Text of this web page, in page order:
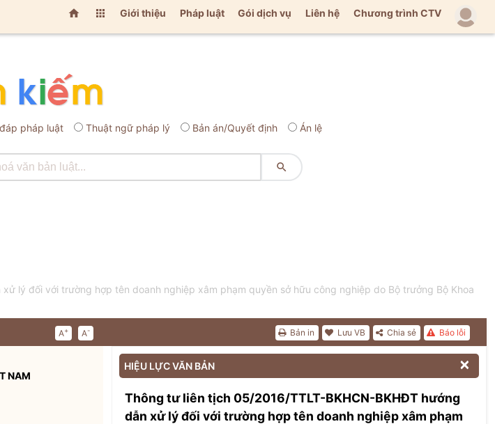
  Giới thiệu Pháp luật Gói dịch vụ Liên hệ Chương trình CTV
pháp luật Thuật ngữ pháp lý Bản án/Quyết định Án lệ

lý đối với trường hợp tên doanh nghiệp xâm phạm quyền sở hữu công nghiệp do Bộ trưởng Bộ Khoa
A+ A- Báo lỗi
Chia sẻ
Lưu VB
Bản in
NAM
HIỆU LỰC VĂN BẢN 
Thông tư liên tịch 05/2016/TTLT-BKHCN-BKHĐT hướng
dẫn xử lý đối với trường hợp tên doanh nghiệp xâm phạm